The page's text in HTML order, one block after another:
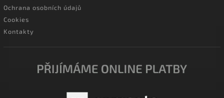
Ochrana osobních údajů
Cookies
Kontakty